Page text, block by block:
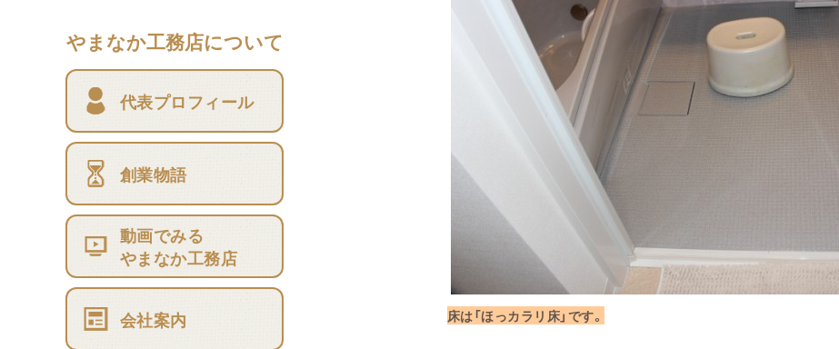
やまなか工務店について
代表プロフィール
創業物語
動画でみる
やまなか工務店
会社案内 床は「ほっカラリ床」です。